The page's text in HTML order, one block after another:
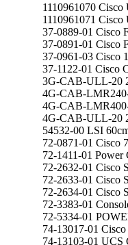
1110961070
1110961071
37-0889-01 Cisco
37-0891-01 Cisco
37-0961-03 Cisco
37-1122-01 Cisco
3G-CAB-ULL-20
4G-CAB-
4G-CAB-
4G-CAB-ULL-20
54532-00 LSI
72-0871-01 Cisco
72-1411-01
72-2632-01 Cisco
72-2633-01 Cisco
72-2634-01 Cisco
72-3383-01
72-5334-01
74-13017-01
74-13103-01